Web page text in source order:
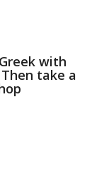
with
take a